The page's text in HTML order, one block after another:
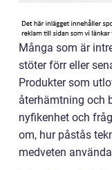
Många som är
stöter förr eller
Produkter som
återhämtning och
nyfikenhet och
om, hur påstås
medveten